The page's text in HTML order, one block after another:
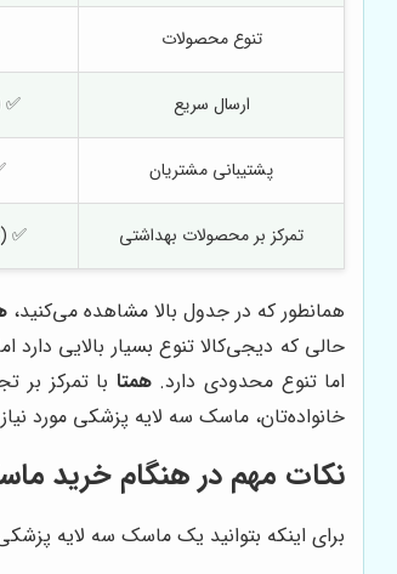
تنوع محصولات
ارسال سریع ✅
پشتیبانی مشتریان
تمرکز بر محصولات بهداشتی ✅
همانطور که در جدول بالا مشاهده می‌کنید،
حالی که دیجی‌کالا تنوع بسیار بالایی
اما تنوع محدودی دارد.همتا با تمرکز
خانواده‌تان، ماسک سه لایه پزشکی مورد
نکات مهم در هنگام خرید
برای اینکه بتوانید یک ماسک سه لایه